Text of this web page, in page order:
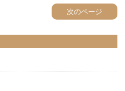
次のページ